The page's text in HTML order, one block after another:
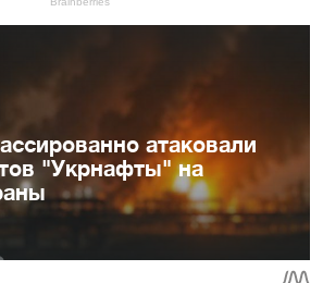
атаковали
"Укрнафты" на